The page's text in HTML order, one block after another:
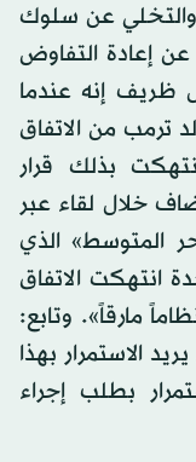
والتخلي عن سلوك
إعادة التفاوض
وقال ظريف إنه عندما
ترمب من الاتفاق
بذلك قرار
خلال لقاء عبر
المتوسط» الذي
انتهكت الاتفاق
مارقاً». وتابع:
الاستمرار بهذا
بطلب إجراء